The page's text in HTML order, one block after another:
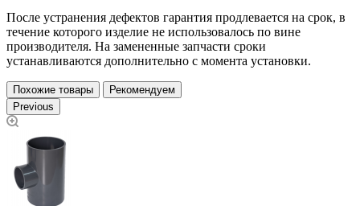
После устранения дефектов гарантия продлевается на срок, в
течение которого изделие не использовалось по вине
производителя. На замененные запчасти сроки
устанавливаются дополнительно с момента установки.
Похожие товары
Рекомендуем
Previous